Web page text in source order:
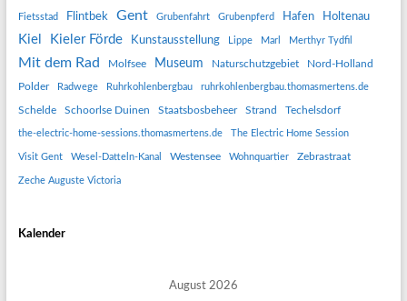
Fietsstad Flintbek Gent Grubenfahrt Grubenpferd Hafen Holtenau
Kiel Kieler Förde Kunstausstellung Lippe Marl Merthyr Tydfil
Mit dem Rad Molfsee Museum Naturschutzgebiet Nord-Holland
Polder Radwege Ruhrkohlenbergbau ruhrkohlenbergbau.thomasmertens.de
Schelde Schoorlse Duinen Staatsbosbeheer Strand Techelsdorf
the-electric-home-sessions.thomasmertens.de The Electric Home Session
Visit Gent Wesel-Datteln-Kanal Westensee Wohnquartier Zebrastraat
Zeche Auguste Victoria
Kalender
August 2026